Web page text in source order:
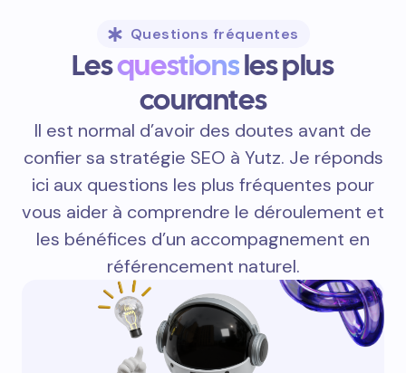
Questions fréquentes
Lesquestionsles plus
courantes
Il est normal d’avoir des doutes avant de
confier sa stratégie SEO à Yutz. Je réponds
ici aux questions les plus fréquentes pour
vous aider à comprendre le déroulement et
les bénéfices d’un accompagnement en
référencement naturel.